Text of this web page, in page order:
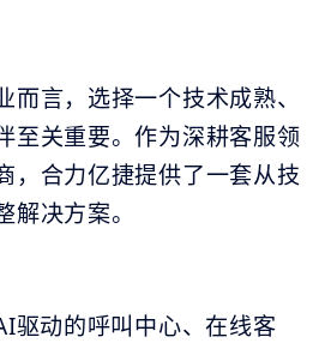
而言，选择一个技术成熟、
至关重要。作为深耕客服领
，合力亿捷提供了一套从技
决方案。
驱动的呼叫中心、在线客